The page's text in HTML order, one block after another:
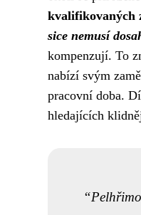
kvalifikovaných
sice nemusí
kompenzují. To
nabízí svým
pracovní doba.
hledajících